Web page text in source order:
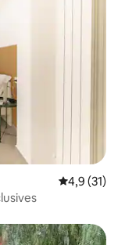
Évaluation
4,9 (31)